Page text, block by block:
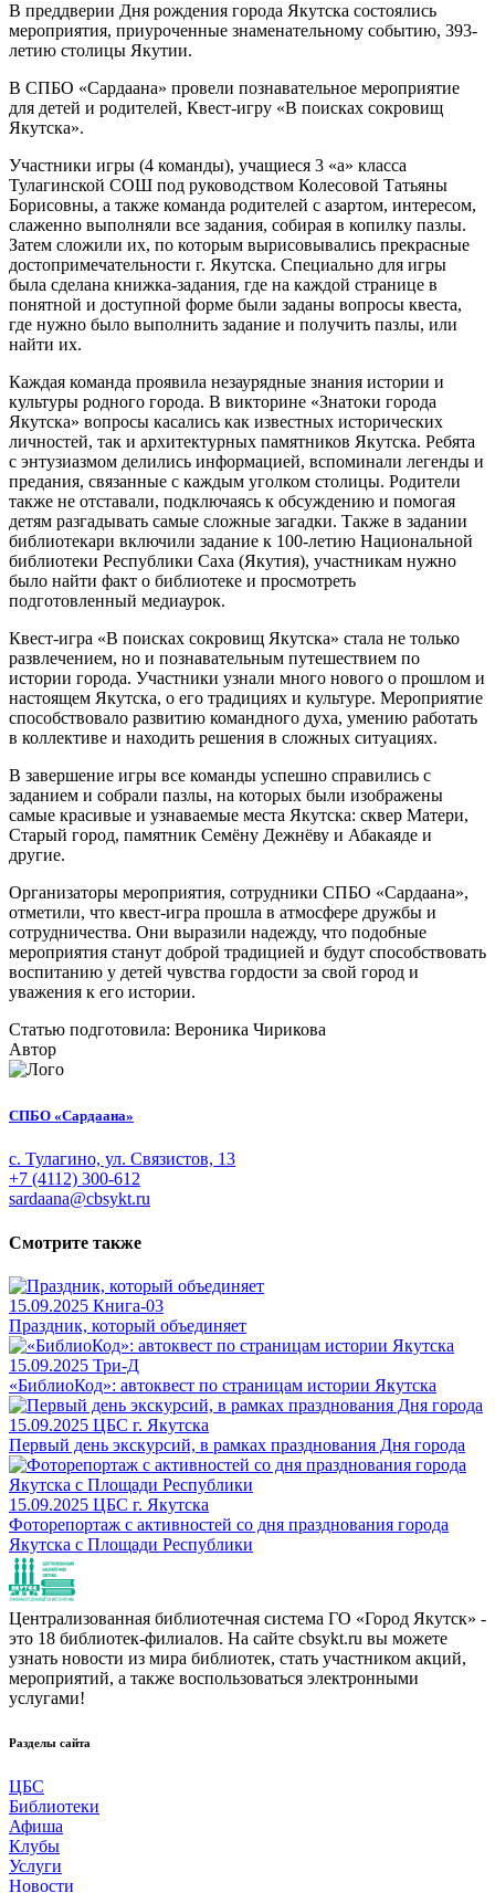
В преддверии Дня рождения города Якутска состоялись
мероприятия, приуроченные знаменательному событию, 393-
летию столицы Якутии.
В СПБО «Сардаана» провели познавательное мероприятие
для детей и родителей, Квест-игру «В поисках сокровищ
Якутска».
Участники игры (4 команды), учащиеся 3 «а» класса
Тулагинской СОШ под руководством Колесовой Татьяны
Борисовны, а также команда родителей с азартом, интересом,
слаженно выполняли все задания, собирая в копилку пазлы.
Затем сложили их, по которым вырисовывались прекрасные
достопримечательности г. Якутска. Специально для игры
была сделана книжка-задания, где на каждой странице в
понятной и доступной форме были заданы вопросы квеста,
где нужно было выполнить задание и получить пазлы, или
найти их.
Каждая команда проявила незаурядные знания истории и
культуры родного города. В викторине «Знатоки города
Якутска» вопросы касались как известных исторических
личностей, так и архитектурных памятников Якутска. Ребята
с энтузиазмом делились информацией, вспоминали легенды и
предания, связанные с каждым уголком столицы. Родители
также не отставали, подключаясь к обсуждению и помогая
детям разгадывать самые сложные загадки. Также в задании
библиотекари включили задание к 100-летию Национальной
библиотеки Республики Саха (Якутия), участникам нужно
было найти факт о библиотеке и просмотреть
подготовленный медиаурок.
Квест-игра «В поисках сокровищ Якутска» стала не только
развлечением, но и познавательным путешествием по
истории города. Участники узнали много нового о прошлом и
настоящем Якутска, о его традициях и культуре. Мероприятие
способствовало развитию командного духа, умению работать
в коллективе и находить решения в сложных ситуациях.
В завершение игры все команды успешно справились с
заданием и собрали пазлы, на которых были изображены
самые красивые и узнаваемые места Якутска: сквер Матери,
Старый город, памятник Семёну Дежнёву и Абакаяде и
другие.
Организаторы мероприятия, сотрудники СПБО «Сардаана»,
отметили, что квест-игра прошла в атмосфере дружбы и
сотрудничества. Они выразили надежду, что подобные
мероприятия станут доброй традицией и будут способствовать
воспитанию у детей чувства гордости за свой город и
уважения к его истории.
Статью подготовила: Вероника Чирикова
Автор
СПБО «Сардаана»
с. Тулагино, ул. Связистов, 13
+7 (4112) 300-612
sardaana@cbsykt.ru
Смотрите также
15.09.2025 Книга-03
Праздник, который объединяет
15.09.2025 Три-Д
«БиблиоКод»: автоквест по страницам истории Якутска
15.09.2025 ЦБС г. Якутска
Первый день экскурсий, в рамках празднования Дня города
15.09.2025 ЦБС г. Якутска
Фоторепортаж с активностей со дня празднования города
Якутска с Площади Республики
Централизованная библиотечная система ГО «Город Якутск» -
это 18 библиотек-филиалов. На сайте cbsykt.ru вы можете
узнать новости из мира библиотек, стать участником акций,
мероприятий, а также воспользоваться электронными
услугами!
Разделы сайта
ЦБС
Библиотеки
Афиша
Клубы
Услуги
Новости